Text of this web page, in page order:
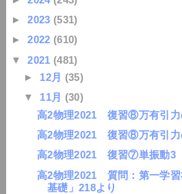
►2023 (531)
►2022 (610)
▼2021 (481)
► 12月 (35)
▼ 11月 (30)
高2物理2021 復習⑧万有引力
高2物理2021 復習⑧万有引力
高2物理2021 復習⑦単振動3
高2物理2021 質問：第一学習
基礎」218より